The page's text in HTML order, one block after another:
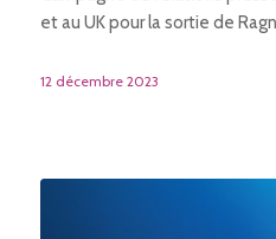
et au UK pour la sortie de
12 décembre 2023